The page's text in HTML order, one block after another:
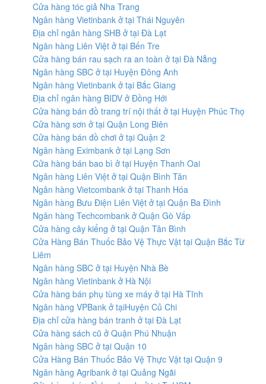
Cửa hàng tóc giả Nha Trang
Ngân hàng Vietinbank ở tại Thái Nguyên
Địa chỉ ngân hàng SHB ở tại Đà Lạt
Ngân hàng Liên Việt ở tại Bến Tre
Cửa hàng bán rau sạch ra an toàn ở tại Đà Nẵng
Ngân hàng SBC ở tại Huyện Đông Anh
Ngân hàng Vietinbank ở tại Bắc Giang
Địa chỉ ngân hàng BIDV ở Đồng Hới
Cửa hàng bán đồ trang trí nội thất ở tại Huyện Phúc Thọ
Cửa hàng sơn ở tại Quận Long Biên
Cửa hàng bán đồ chơi ở tại Quận 2
Ngân hàng Eximbank ở tại Lạng Sơn
Cửa hàng bán bao bì ở tại Huyện Thanh Oai
Ngân hàng Liên Việt ở tại Quận Bình Tân
Ngân hàng Vietcombank ở tại Thanh Hóa
Ngân hàng Bưu Điện Liên Việt ở tại Quận Ba Đình
Ngân hàng Techcombank ở Quận Gò Vấp
Cửa hàng cây kiểng ở tại Quận Tân Bình
Cửa Hàng Bán Thuốc Bảo Vệ Thực Vật tại Quận Bắc Từ
Liêm
Ngân hàng SBC ở tại Huyện Nhà Bè
Ngân hàng Vietinbank ở Hà Nội
Cửa hàng bán phụ tùng xe máy ở tại Hà Tĩnh
Ngân hàng VPBank ở tạiHuyện Củ Chi
Địa chỉ cửa hàng bán tranh ở tại Đà Lạt
Cửa hàng sách cũ ở Quận Phú Nhuận
Ngân hàng SBC ở tại Quận 10
Cửa Hàng Bán Thuốc Bảo Vệ Thực Vật tại Quận 9
Ngân hàng Agribank ở tại Quảng Ngãi